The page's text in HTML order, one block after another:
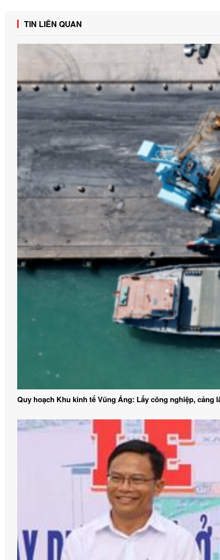
TIN LIÊN QUAN
Quy hoạch Khu kinh tế Vũng Áng: Lấy công nghiệp, cảng